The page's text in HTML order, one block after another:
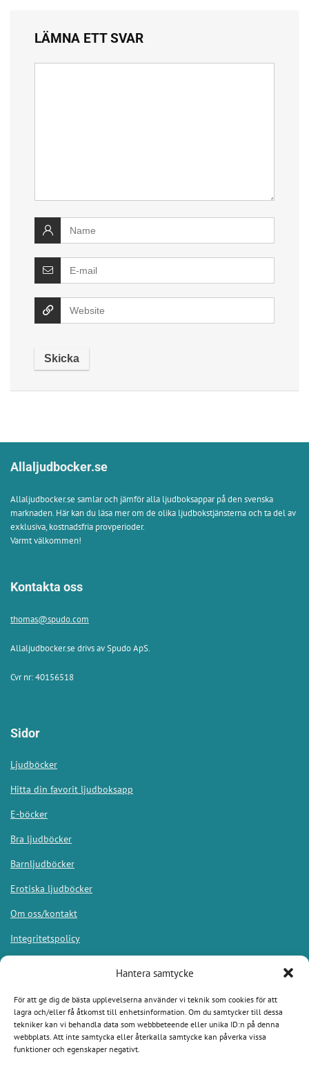
Hantera samtycke
För att ge dig de bästa upplevelserna använder vi teknik som cookies för att
lagra och/eller få åtkomst till enhetsinformation. Om du samtycker till dessa
tekniker kan vi behandla data som webbbeteende eller unika ID:n på denna
webbplats. Att inte samtycka eller återkalla samtycke kan påverka vissa
funktioner och egenskaper negativt.
LÄMNA ETT SVAR
Allaljudbocker.se
Allaljudbocker.se samlar och jämför alla ljudboksappar på den svenska
marknaden. Här kan du läsa mer om de olika ljudbokstjänsterna och ta del av
exklusiva, kostnadsfria provperioder.
Varmt välkommen!
Kontakta oss
thomas@spudo.com
Allaljudbocker.se drivs av Spudo ApS.
Cvr nr: 40156518
Sidor
Ljudböcker
Hitta din favorit ljudboksapp
E-böcker
Bra ljudböcker
Barnljudböcker
Erotiska ljudböcker
Om oss/kontakt
Integritetspolicy
Appar
Bookbeat